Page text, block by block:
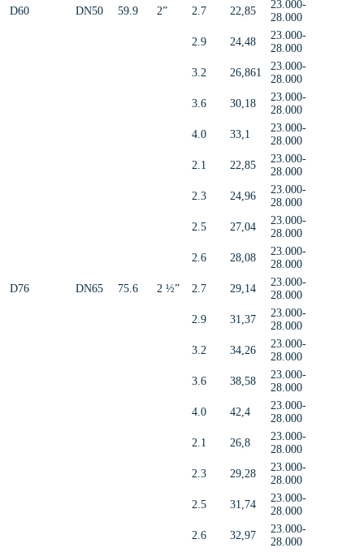
D60 DN50 59.9 2”
2.7
22,85
23.000-
28.000
2.9
24,48
23.000-
28.000
3.2
26,861
23.000-
28.000
3.6
30,18
23.000-
28.000
4.0
33,1
23.000-
28.000
D76 DN65 75.6 2 ½”
2.1 22,85
23.000-
28.000
2.3
24,96
23.000-
28.000
2.5
27,04
23.000-
28.000
2.6
28,08
23.000-
28.000
2.7
29,14
23.000-
28.000
2.9
31,37
23.000-
28.000
3.2
34,26
23.000-
28.000
3.6
38,58
23.000-
28.000
4.0
42,4
23.000-
28.000
2.1 26,8
23.000-
28.000
2.3
29,28
23.000-
28.000
2.5
31,74
23.000-
28.000
2.6
32,97
23.000-
28.000